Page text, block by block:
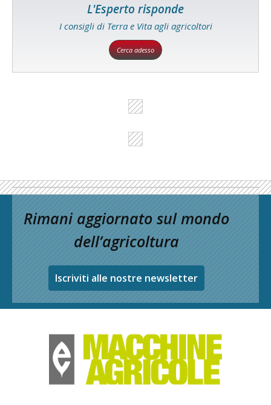
L'Esperto risponde
I consigli di Terra e Vita agli agricoltori
Cerca adesso
Rimani aggiornato sul mondo
dell’agricoltura
Iscriviti alle nostre newsletter